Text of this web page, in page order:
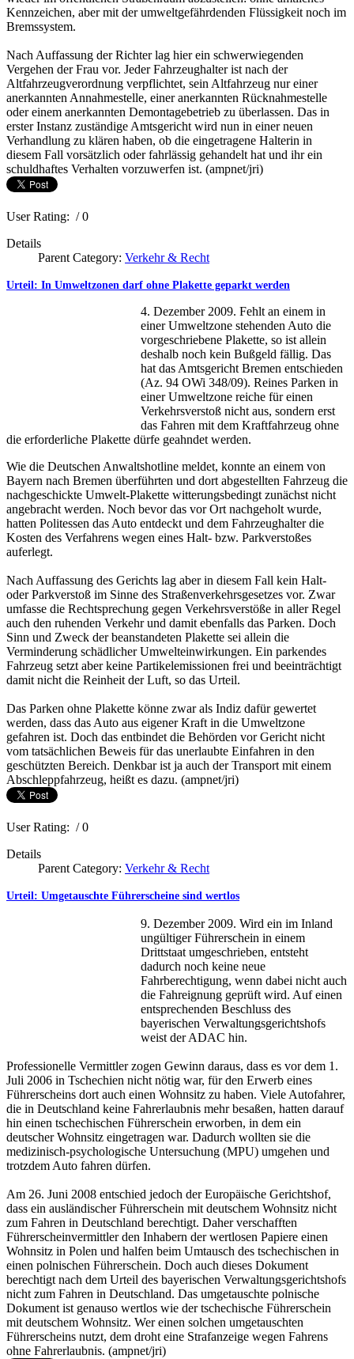
Kennzeichen, aber mit der umweltgefährdenden Flüssigkeit noch im
Bremssystem.
Nach Auffassung der Richter lag hier ein schwerwiegenden
Vergehen der Frau vor. Jeder Fahrzeughalter ist nach der
Altfahrzeugverordnung verpflichtet, sein Altfahrzeug nur einer
anerkannten Annahmestelle, einer anerkannten Rücknahmestelle
oder einem anerkannten Demontagebetrieb zu überlassen. Das in
erster Instanz zuständige Amtsgericht wird nun in einer neuen
Verhandlung zu klären haben, ob die eingetragene Halterin in
diesem Fall vorsätzlich oder fahrlässig gehandelt hat und ihr ein
schuldhaftes Verhalten vorzuwerfen ist. (ampnet/jri)
User Rating: / 0
Details
Parent Category: Verkehr & Recht
Urteil: In Umweltzonen darf ohne Plakette geparkt werden
4. Dezember 2009. Fehlt an einem in
einer Umweltzone stehenden Auto die
vorgeschriebene Plakette, so ist allein
deshalb noch kein Bußgeld fällig. Das
hat das Amtsgericht Bremen entschieden
(Az. 94 OWi 348/09). Reines Parken in
einer Umweltzone reiche für einen
Verkehrsverstoß nicht aus, sondern erst
das Fahren mit dem Kraftfahrzeug ohne
die erforderliche Plakette dürfe geahndet werden.
Wie die Deutschen Anwaltshotline meldet, konnte an einem von
Bayern nach Bremen überführten und dort abgestellten Fahrzeug die
nachgeschickte Umwelt-Plakette witterungsbedingt zunächst nicht
angebracht werden. Noch bevor das vor Ort nachgeholt wurde,
hatten Politessen das Auto entdeckt und dem Fahrzeughalter die
Kosten des Verfahrens wegen eines Halt- bzw. Parkverstoßes
auferlegt.
Nach Auffassung des Gerichts lag aber in diesem Fall kein Halt-
oder Parkverstoß im Sinne des Straßenverkehrsgesetzes vor. Zwar
umfasse die Rechtsprechung gegen Verkehrsverstöße in aller Regel
auch den ruhenden Verkehr und damit ebenfalls das Parken. Doch
Sinn und Zweck der beanstandeten Plakette sei allein die
Verminderung schädlicher Umwelteinwirkungen. Ein parkendes
Fahrzeug setzt aber keine Partikelemissionen frei und beeinträchtigt
damit nicht die Reinheit der Luft, so das Urteil.
Das Parken ohne Plakette könne zwar als Indiz dafür gewertet
werden, dass das Auto aus eigener Kraft in die Umweltzone
gefahren ist. Doch das entbindet die Behörden vor Gericht nicht
vom tatsächlichen Beweis für das unerlaubte Einfahren in den
geschützten Bereich. Denkbar ist ja auch der Transport mit einem
Abschleppfahrzeug, heißt es dazu. (ampnet/jri)
User Rating: / 0
Details
Parent Category: Verkehr & Recht
Urteil: Umgetauschte Führerscheine sind wertlos
9. Dezember 2009. Wird ein im Inland
ungültiger Führerschein in einem
Drittstaat umgeschrieben, entsteht
dadurch noch keine neue
Fahrberechtigung, wenn dabei nicht auch
die Fahreignung geprüft wird. Auf einen
entsprechenden Beschluss des
bayerischen Verwaltungsgerichtshofs
weist der ADAC hin.
Professionelle Vermittler zogen Gewinn daraus, dass es vor dem 1.
Juli 2006 in Tschechien nicht nötig war, für den Erwerb eines
Führerscheins dort auch einen Wohnsitz zu haben. Viele Autofahrer,
die in Deutschland keine Fahrerlaubnis mehr besaßen, hatten darauf
hin einen tschechischen Führerschein erworben, in dem ein
deutscher Wohnsitz eingetragen war. Dadurch wollten sie die
medizinisch-psychologische Untersuchung (MPU) umgehen und
trotzdem Auto fahren dürfen.
Am 26. Juni 2008 entschied jedoch der Europäische Gerichtshof,
dass ein ausländischer Führerschein mit deutschem Wohnsitz nicht
zum Fahren in Deutschland berechtigt. Daher verschafften
Führerscheinvermittler den Inhabern der wertlosen Papiere einen
Wohnsitz in Polen und halfen beim Umtausch des tschechischen in
einen polnischen Führerschein. Doch auch dieses Dokument
berechtigt nach dem Urteil des bayerischen Verwaltungsgerichtshofs
nicht zum Fahren in Deutschland. Das umgetauschte polnische
Dokument ist genauso wertlos wie der tschechische Führerschein
mit deutschem Wohnsitz. Wer einen solchen umgetauschten
Führerscheins nutzt, dem droht eine Strafanzeige wegen Fahrens
ohne Fahrerlaubnis. (ampnet/jri)